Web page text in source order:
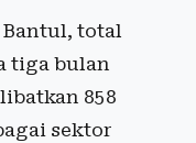
Bantul, total
tiga bulan
858
sektor